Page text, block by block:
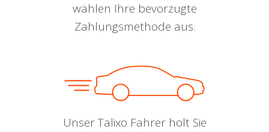
wählen Ihre bevorzugte
Zahlungsmethode aus.
Unser Talixo Fahrer holt Sie